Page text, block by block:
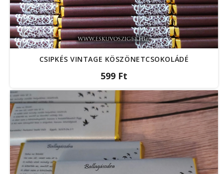
CSIPKÉS VINTAGE KÖSZÖNETCSOKOLÁDÉ
599 Ft